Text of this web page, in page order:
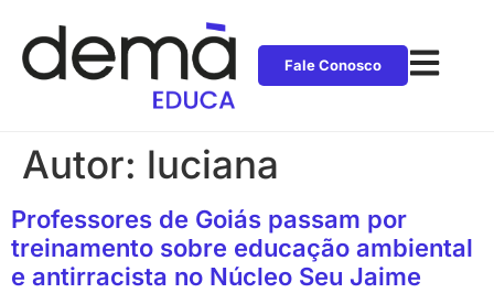
Fale Conosco
Autor: luciana
Professores de Goiás passam por
treinamento sobre educação ambiental
e antirracista no Núcleo Seu Jaime